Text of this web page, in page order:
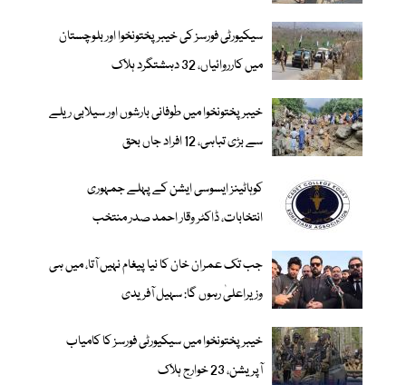
سیکیورٹی فورسز کی خیبر پختونخوا اور بلوچستان
میں کارروائیاں، 32 دہشتگرد ہلاک
خیبرپختونخوا میں طوفانی بارشوں اور سیلابی ریلے
سے بڑی تباہی، 12 افراد جاں بحق
کوہاٹینز ایسوسی ایشن کے پہلے جمہوری
انتخابات، ڈاکٹر وقار احمد صدر منتخب
جب تک عمران خان کا نیا پیغام نہیں آتا، میں ہی
وزیراعلیٰ رہوں گا: سہیل آفریدی
خیبرپختونخوا میں سیکیورٹی فورسز کا کامیاب
آپریشن، 23 خوارج ہلاک